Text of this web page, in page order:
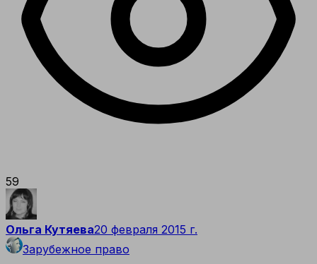
59
Ольга Кутяева20 февраля 2015 г.
Зарубежное право